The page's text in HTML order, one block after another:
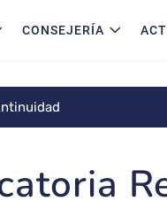
CONSEJERÍA